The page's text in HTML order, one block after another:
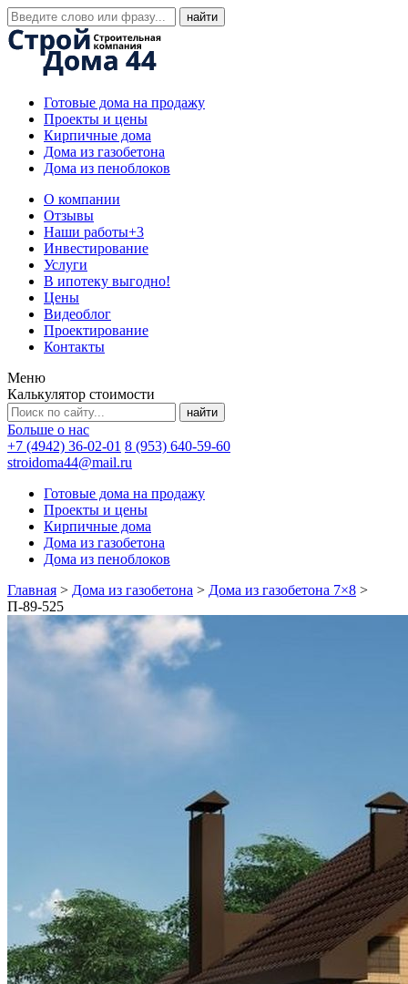
Готовые дома на продажу
Проекты и цены
Кирпичные дома
Дома из газобетона
Дома из пеноблоков
О компании
Отзывы
Наши работы+3
Инвестирование
Услуги
В ипотеку выгодно!
Цены
Видеоблог
Проектирование
Контакты
Меню
Калькулятор стоимости
Больше о нас
+7 (4942) 36-02-01 8 (953) 640-59-60
stroidoma44@mail.ru
Готовые дома на продажу
Проекты и цены
Кирпичные дома
Дома из газобетона
Дома из пеноблоков
Главная > Дома из газобетона > Дома из газобетона 7×8 >
П-89-525